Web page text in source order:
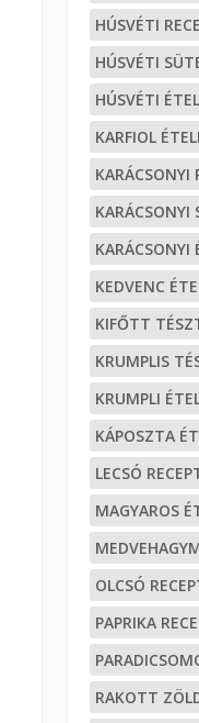
HÚSVÉTI
HÚSVÉTI
HÚSVÉTI
KARFIOL
KARÁCSONYI
KARÁCSONYI
KARÁCSONYI
KEDVENC
KIFŐTT
KRUMPLIS
KRUMPLI
KÁPOSZTA
LECSÓ
MAGYAROS
OLCSÓ
PAPRIKA
RAKOTT